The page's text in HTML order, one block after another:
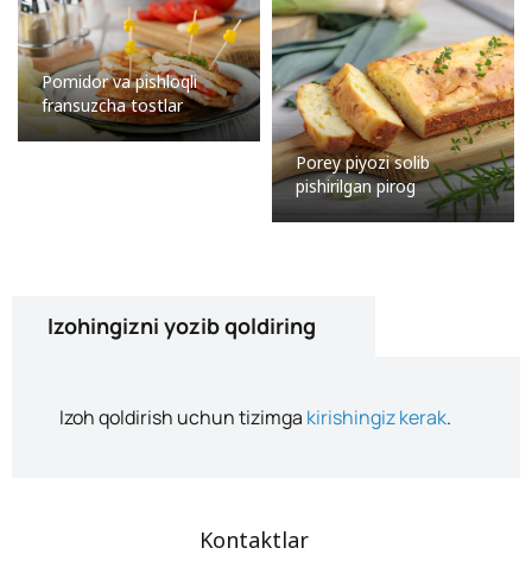
Pomidor va pishloqli
fransuzcha tostlar
Porey piyozi solib
pishirilgan pirog
Izohingizni yozib qoldiring
Izoh qoldirish uchun tizimga kirishingiz kerak.
Kontaktlar